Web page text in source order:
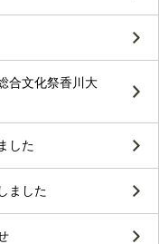
合文化祭香川大
した
ました